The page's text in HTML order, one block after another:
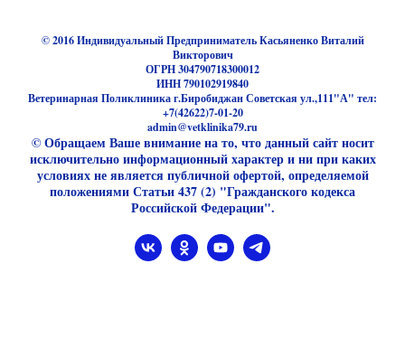
© 2016 Индивидуальный Предприниматель Касьяненко Виталий
Викторович
ОГРН 304790718300012
ИНН 790102919840
Ветеринарная Поликлиника г.Биробиджан Советская ул.,111"А" тел:
+7(42622)7-01-20
admin@vetklinika79.ru
© Обращаем Ваше внимание на то, что данный сайт носит
исключительно информационный характер и ни при каких
условиях не является публичной офертой, определяемой
положениями Статьи 437 (2) "Гражданского кодекса
Российской Федерации".